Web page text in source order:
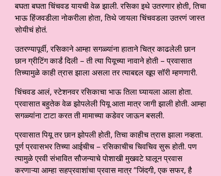
बघता बघता चिंचवड यायची वेळ झाली. रसिका इथे उतरणार होती, तिचा
भाऊ हिंजवडीला नोकरीला होता, तिथे जायला चिंचवडला उतरणं जास्त
सोयीचं होतं.
उतरण्यापूर्वी, रसिकाने आम्हा सगळ्यांना हाताने चित्र काढलेली छान
छान ग्रीटिंग कार्डं दिली – ती त्या पियूच्या नावाने होती – प्रवासात
तिच्यामुळे काही त्रास झाला असला तर त्याबद्दल खूप सॉरी म्हणणारी.
चिंचवड आलं, स्टेशनवर रसिकाचा भाऊ तिला घ्यायला आला होता.
प्रवासात बहुतेक वेळ झोपलेली पियू आता मात्र जागी झाली होती. आम्हा
सगळ्यांना टाटा करत ती मामाच्या कडेवर जाऊन बसली.
प्रवासात पियू तर छान झोपली होती, तिचा काहीच त्रास झाला नव्हता.
पूर्ण प्रवासभर तिच्या आईचीच – रसिकाचीच चिवचिव सुरू होती. पण
त्यामुळे एरवी संभावित सौजन्याचे पोशाखी मुखवटे घालून प्रवास
करणाऱ्या आम्हा सहप्रवाशांचा प्रवास मात्र “जिंदगी, एक सफर, है